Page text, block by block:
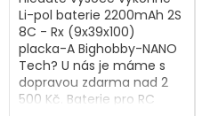
Li-pol baterie 2200mAh 2S
8C - Rx (9x39x100)
placka-A Bighobby-NANO
Tech? U nás je máme s
dopravou zdarma nad 2
500 Kč. Baterie pro RC